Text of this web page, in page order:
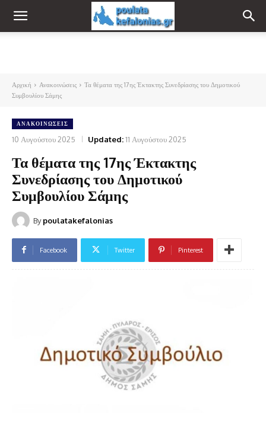
Αρχική Ανακοινώσεις
Τα θέματα της 17ης Έκτακτης Συνεδρίασης του Δημοτικού
Συμβουλίου Σάμης
ΑΝΑΚΟΙΝΏΣΕΙΣ
10 Αυγούστου 2025 Updated:11 Αυγούστου 2025
Τα θέματα της 17ης Έκτακτης
Συνεδρίασης του Δημοτικού
Συμβουλίου Σάμης
By poulatakefalonias
Facebook Twitter Pinterest